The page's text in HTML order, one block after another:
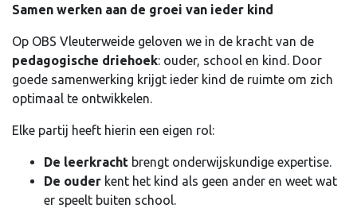
Samen werken aan de groei van ieder kind
Op OBS Vleuterweide geloven we in de kracht van de
pedagogische driehoek: ouder, school en kind. Door
goede samenwerking krijgt ieder kind de ruimte om zich
optimaal te ontwikkelen.
Elke partij heeft hierin een eigen rol:
De leerkracht brengt onderwijskundige expertise.
De ouder kent het kind als geen ander en weet wat
er speelt buiten school.